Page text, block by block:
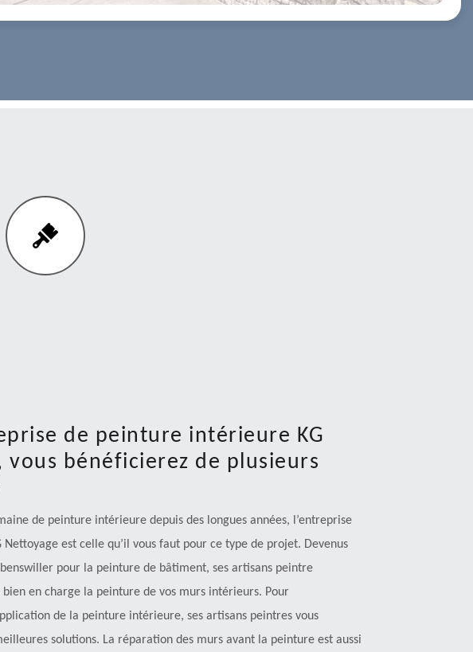
de peinture intérieure KG
vous bénéficierez de plusieurs
de peinture intérieure depuis des longues années, l’entreprise
est celle qu’il vous faut pour ce type de projet. Devenus
pour la peinture de bâtiment, ses artisans peintre
en charge la peinture de vos murs intérieurs. Pour
de la peinture intérieure, ses artisans peintres vous
solutions. La réparation des murs avant la peinture est aussi